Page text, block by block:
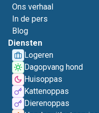
Ons verhaal
In de pers
Blog
Diensten
Logeren
Dagopvang hond
Huisoppas
Kattenoppas
Dierenoppas